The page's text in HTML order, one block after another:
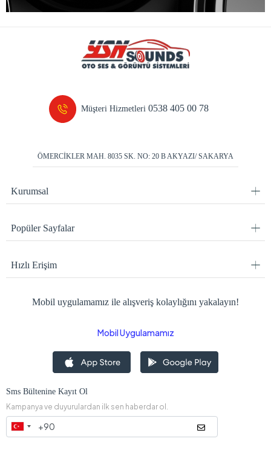
Müşteri Hizmetleri0538 405 00 78
ÖMERCİKLER MAH. 8035 SK. NO: 20 B AKYAZI/ SAKARYA
Kurumsal
Popüler Sayfalar
Hızlı Erişim
Mobil uygulamamız ile alışveriş kolaylığını yakalayın!
Mobil Uygulamamız
Sms Bültenine Kayıt Ol
Kampanya ve duyurulardan ilk sen haberdar ol.